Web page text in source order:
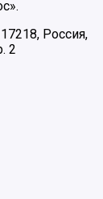
Россия,
2